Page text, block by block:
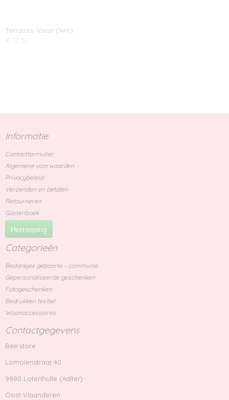
Terrazzo Vaas (Wit)
€ 12,50
Informatie
Contactformulier
Algemene voorwaarden
Privacybeleid
Verzenden en betalen
Retourneren
Gastenboek
Herroeping
Categorieën
Bedankjes geboorte - communie
Gepersonaliseerde geschenken
Fotogeschenken
Bedrukken textiel
Woonaccessoires
Contactgegevens
Bee'store
Lomolenstraat 40
9880 Lotenhulle (Aalter)
Oost-Vlaanderen